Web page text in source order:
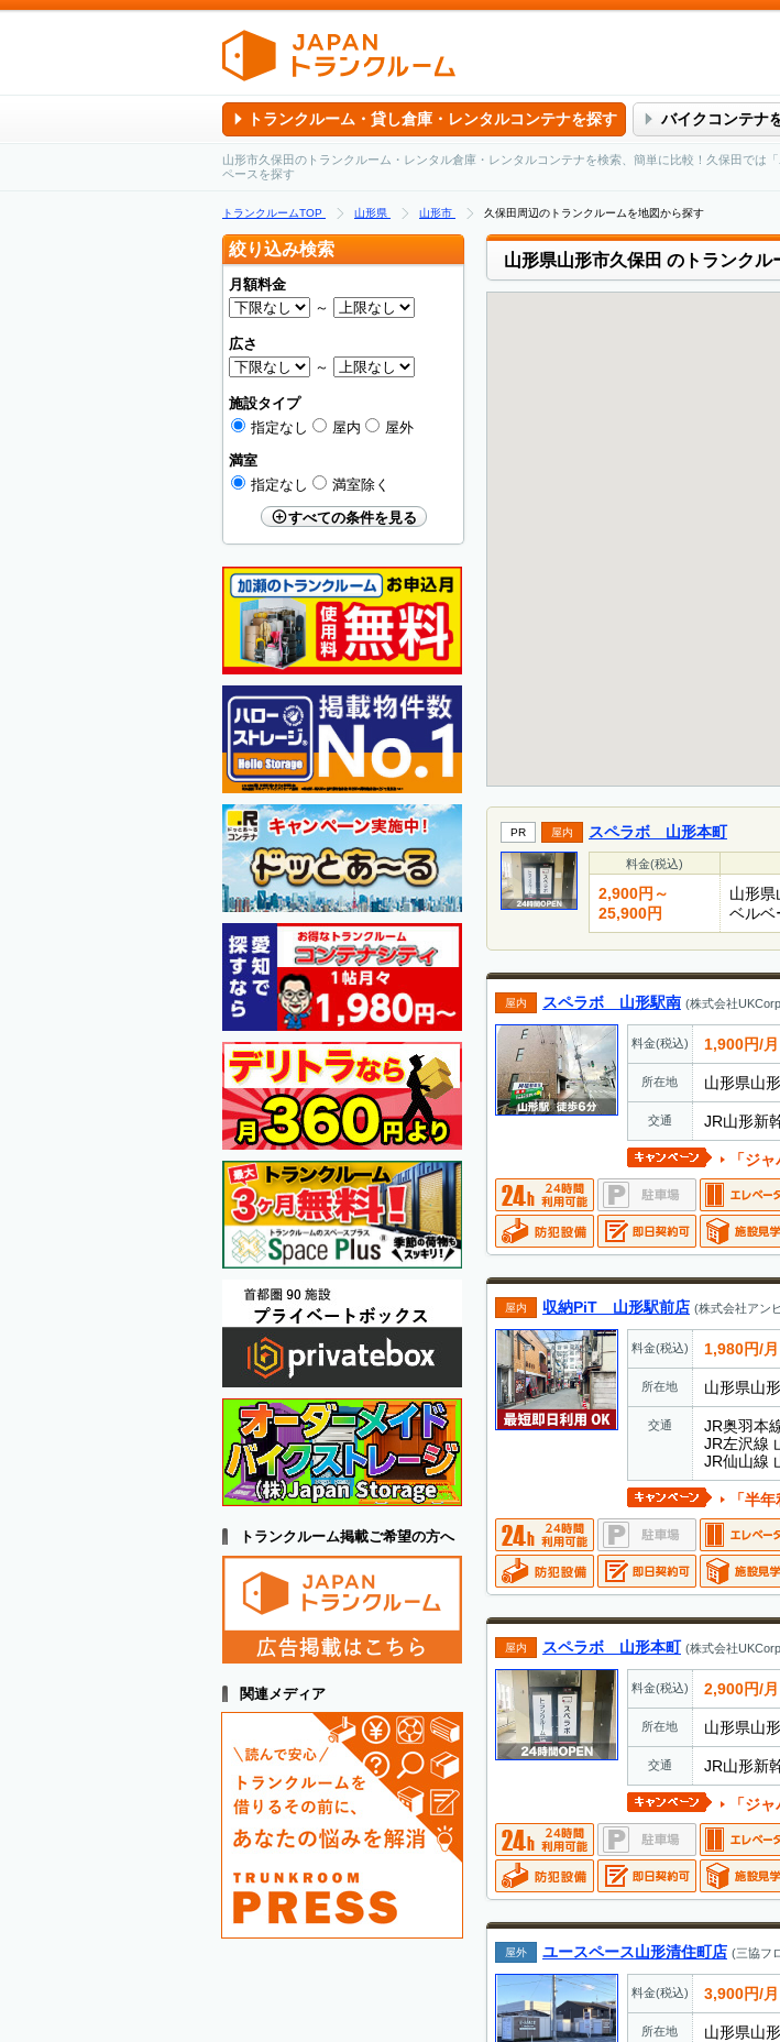
トランクルーム・貸し倉庫・レンタルコンテナを探す バイクコンテナ
山形市久保田のトランクルーム・レンタル倉庫・レンタルコンテナを検索、簡単に比較！久保田では
ペースを探す
トランクルームTOP 山形県 山形市 久保田周辺のトランクルームを地図から探す
山形県山形市久保田 のトランクル
PR 屋内 スペラボ 山形本町
料金(税込)
2,900円～
25,900円
山形県
ベルベ
屋内 スペラボ 山形駅南 (株式会社
料金(税込) 1,900円/
所在地 山形県山
交通 JR山形新
「ジャパ
屋内 収納PiT 山形駅前店 (株式会社アン
料金(税込) 1,980円/
所在地 山形県山
交通
JR奥羽本
JR左沢線
JR仙山線
「半
屋内 スペラボ 山形本町 (株式会社
料金(税込) 2,900円/
所在地 山形県山
交通 JR山形新
「ジャパ
屋外 ユースペース山形清住町店 (三協フ
料金(税込) 3,900円/
所在地 山形県山
絞り込み検索
月額料金
～
広さ
～
施設タイプ
指定なし
屋内
屋外
満室
指定なし
満室除く
すべての条件を見る
トランクルーム掲載ご希望の方へ
関連メディア